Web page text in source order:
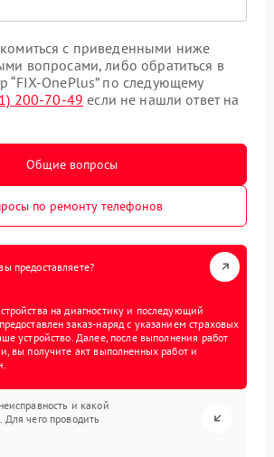
с приведенными ниже
вопросами, либо обратиться в
“FIX-OnePlus” по следующему
200-70-49 если не нашли ответ на
Общие вопросы
по ремонту телефонов
предоставляете?
на диагностику и последующий
заказ-наряд с указанием страховых
устройство. Далее, после выполнения работ
вы получите акт выполненных работ и
и какой
чего проводить